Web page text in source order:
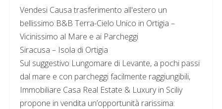
Vendesi Causa trasferimento all'estero un
bellissimo B&B Terra-Cielo Unico in Ortigia –
Vicinissimo al Mare e ai Parcheggi
Siracusa – Isola di Ortigia
Sul suggestivo Lungomare di Levante, a pochi passi
dal mare e con parcheggi facilmente raggiungibili,
Immobiliare Casa Real Estate & Luxury in Sciliy
propone in vendita un’opportunità rarissima: